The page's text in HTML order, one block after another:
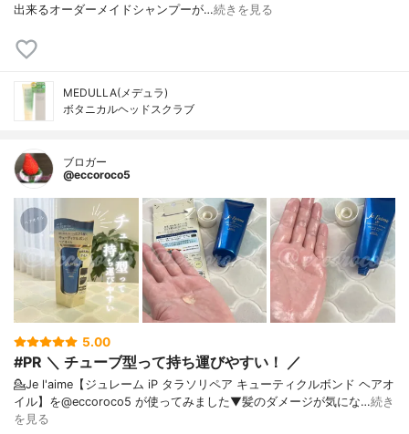
出来るオーダーメイドシャンプーが…続きを見る
MEDULLA(メデュラ)
ボタニカルヘッドスクラブ
ブロガー
@eccoroco5
5.00
#PR ＼ チューブ型って持ち運びやすい！ ／
💁Je l'aime【ジュレーム iP タラソリペア キューティクルボンド ヘアオ
イル】を@eccoroco5 が使ってみました⁡⁡⁡⁡▼⁡髪のダメージが気にな…続き
を見る